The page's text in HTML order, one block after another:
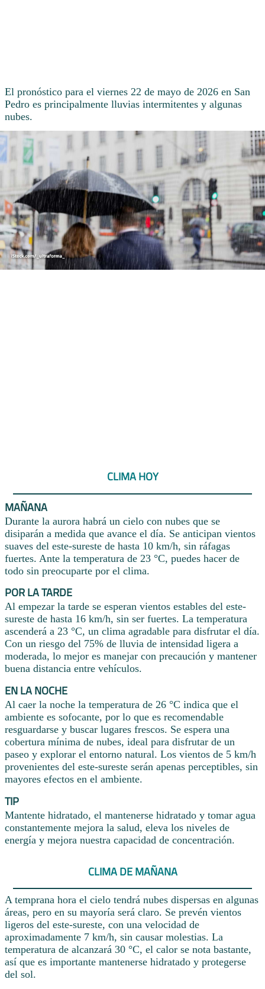
El pronóstico para el viernes 22 de mayo de 2026 en San
Pedro es principalmente lluvias intermitentes y algunas
nubes.
CLIMA HOY
MAÑANA
Durante la aurora habrá un cielo con nubes que se
disiparán a medida que avance el día. Se anticipan vientos
suaves del este-sureste de hasta 10 km/h, sin ráfagas
fuertes. Ante la temperatura de 23 °C, puedes hacer de
todo sin preocuparte por el clima.
POR LA TARDE
Al empezar la tarde se esperan vientos estables del este-
sureste de hasta 16 km/h, sin ser fuertes. La temperatura
ascenderá a 23 °C, un clima agradable para disfrutar el día.
Con un riesgo del 75% de lluvia de intensidad ligera a
moderada, lo mejor es manejar con precaución y mantener
buena distancia entre vehículos.
EN LA NOCHE
Al caer la noche la temperatura de 26 °C indica que el
ambiente es sofocante, por lo que es recomendable
resguardarse y buscar lugares frescos. Se espera una
cobertura mínima de nubes, ideal para disfrutar de un
paseo y explorar el entorno natural. Los vientos de 5 km/h
provenientes del este-sureste serán apenas perceptibles, sin
mayores efectos en el ambiente.
TIP
Mantente hidratado, el mantenerse hidratado y tomar agua
constantemente mejora la salud, eleva los niveles de
energía y mejora nuestra capacidad de concentración.
CLIMA DE MAÑANA
A temprana hora el cielo tendrá nubes dispersas en algunas
áreas, pero en su mayoría será claro. Se prevén vientos
ligeros del este-sureste, con una velocidad de
aproximadamente 7 km/h, sin causar molestias. La
temperatura de alcanzará 30 °C, el calor se nota bastante,
así que es importante mantenerse hidratado y protegerse
del sol.